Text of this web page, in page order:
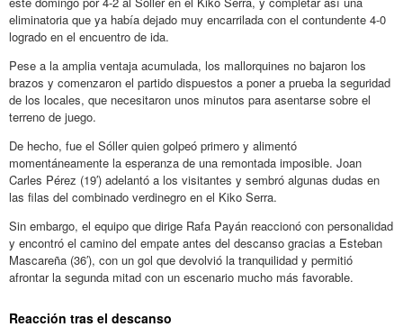
eliminatoria que ya había dejado muy encarrilada con el contundente 4-0
logrado en el encuentro de ida.
Pese a la amplia ventaja acumulada, los mallorquines no bajaron los
brazos y comenzaron el partido dispuestos a poner a prueba la seguridad
de los locales, que necesitaron unos minutos para asentarse sobre el
terreno de juego.
De hecho, fue el Sóller quien golpeó primero y alimentó
momentáneamente la esperanza de una remontada imposible. Joan
Carles Pérez (19′) adelantó a los visitantes y sembró algunas dudas en
las filas del combinado verdinegro en el Kiko Serra.
Sin embargo, el equipo que dirige Rafa Payán reaccionó con personalidad
y encontró el camino del empate antes del descanso gracias a Esteban
Mascareña (36′), con un gol que devolvió la tranquilidad y permitió
afrontar la segunda mitad con un escenario mucho más favorable.
Reacción tras el descanso